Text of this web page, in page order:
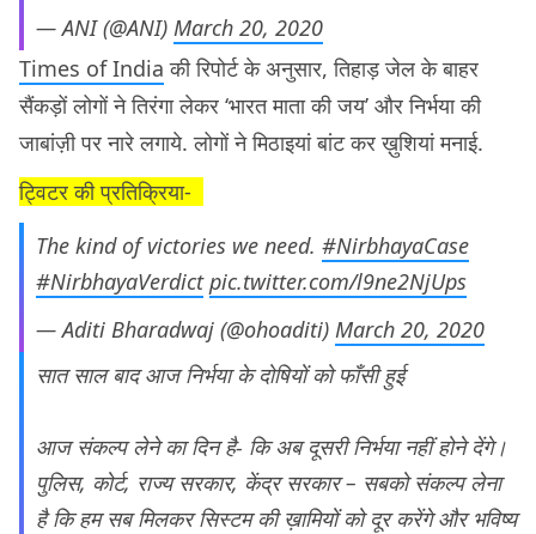
— ANI (@ANI) March 20, 2020
Times of India की रिपोर्ट के अनुसार, तिहाड़ जेल के बाहर
सैंकड़ों लोगों ने तिरंगा लेकर ‘भारत माता की जय’ और निर्भया की
जाबांज़ी पर नारे लगाये. लोगों ने मिठाइयां बांट कर ख़ुशियां मनाई.
ट्विटर की प्रतिक्रिया-
The kind of victories we need. #NirbhayaCase
#NirbhayaVerdict pic.twitter.com/l9ne2NjUps
— Aditi Bharadwaj (@ohoaditi) March 20, 2020
सात साल बाद आज निर्भया के दोषियों को फाँसी हुई
आज संकल्प लेने का दिन है- कि अब दूसरी निर्भया नहीं होने देंगे।
पुलिस, कोर्ट, राज्य सरकार, केंद्र सरकार – सबको संकल्प लेना
है कि हम सब मिलकर सिस्टम की ख़ामियों को दूर करेंगे और भविष्य